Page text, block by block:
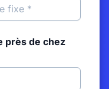
près de chez